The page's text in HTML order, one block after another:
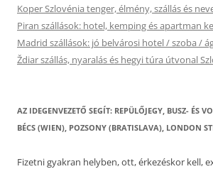
Koper Szlovénia tenger, élmény, szállás és
Piran szállások: hotel, kemping és apartman
Madrid szállások: jó belvárosi hotel / szoba /
Ždiar szállás, nyaralás és hegyi túra útvonal
AZ IDEGENVEZETŐ SEGÍT: REPÜLŐJEGY, BUSZ- ÉS
BÉCS (WIEN), POZSONY (BRATISLAVA), LONDON
Fizetni gyakran helyben, ott, érkezéskor kell,